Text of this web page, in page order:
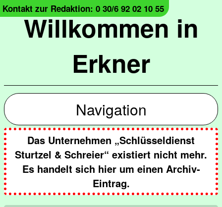
Willkommen in
Erkner
Kontakt zur Redaktion: 0 30/6 92 02 10 55
Navigation
Das Unternehmen „Schlüsseldienst
Sturtzel & Schreier“ existiert nicht mehr.
Es handelt sich hier um einen Archiv-
Eintrag.